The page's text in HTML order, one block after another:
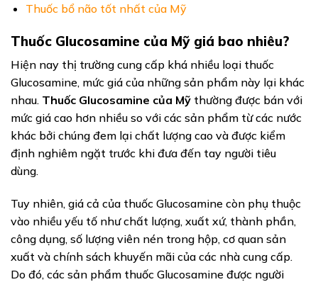
Thuốc bổ não tốt nhất của Mỹ
Thuốc Glucosamine của Mỹ giá bao nhiêu?
Hiện nay thị trường cung cấp khá nhiều loại thuốc
Glucosamine, mức giá của những sản phẩm này lại khác
nhau. Thuốc Glucosamine của Mỹ thường được bán với
mức giá cao hơn nhiều so với các sản phẩm từ các nước
khác bởi chúng đem lại chất lượng cao và được kiểm
định nghiêm ngặt trước khi đưa đến tay người tiêu
dùng.
Tuy nhiên, giá cả của thuốc Glucosamine còn phụ thuộc
vào nhiều yếu tố như chất lượng, xuất xứ, thành phần,
công dụng, số lượng viên nén trong hộp, cơ quan sản
xuất và chính sách khuyến mãi của các nhà cung cấp.
Do đó, các sản phẩm thuốc Glucosamine được người